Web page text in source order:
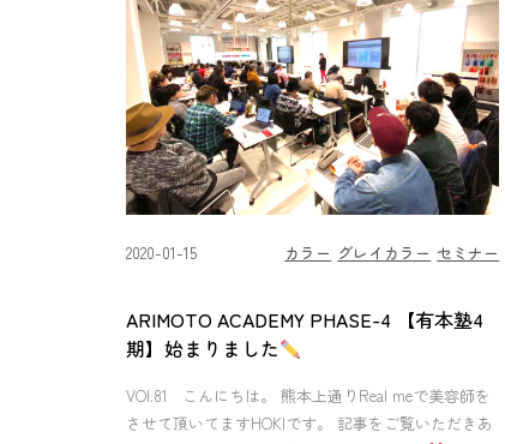
2020-01-15 カラー グレイカラー セミナー
ARIMOTO ACADEMY PHASE-4 【有本塾4
期】始まりました
VOl.81 こんにちは。 熊本上通りReal meで美容師を
させて頂いてますHOKIです。 記事をご覧いただきあ